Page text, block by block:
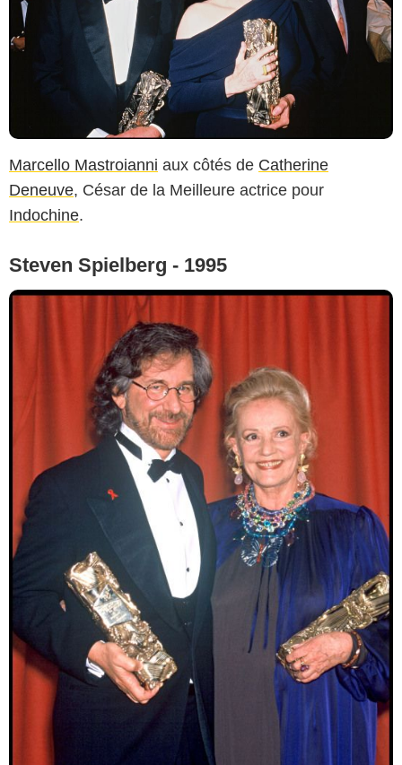
Marcello Mastroianni aux côtés de Catherine
Deneuve, César de la Meilleure actrice pour
Indochine.
Steven Spielberg - 1995